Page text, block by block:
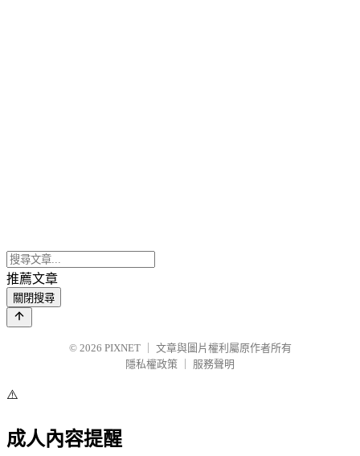
推薦文章
關閉搜尋
© 2026 PIXNET
文章與圖片權利屬原作者所有
隱私權政策
服務聲明
⚠️
成人內容提醒